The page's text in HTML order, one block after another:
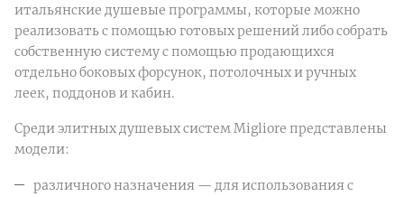
итальянские душевые программы, которые можно
реализовать с помощью готовых решений либо собрать
собственную систему с помощью продающихся
отдельно боковых форсунок, потолочных и ручных
леек, поддонов и кабин.
Среди элитных душевых систем Migliore представлены
модели:
различного назначения — для использования с